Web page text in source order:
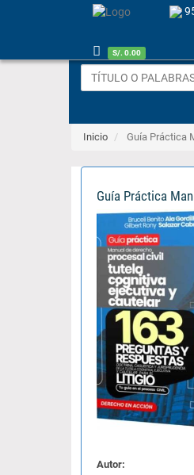
S/. 0.00
Inicio Guía Práctica
Guía Práctica
Autor: